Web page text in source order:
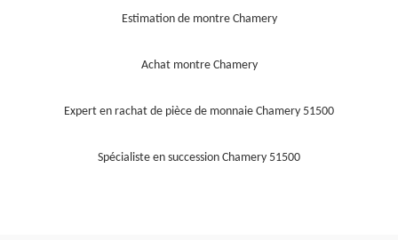
Estimation de montre Chamery
Achat montre Chamery
Expert en rachat de pièce de monnaie Chamery 51500
Spécialiste en succession Chamery 51500